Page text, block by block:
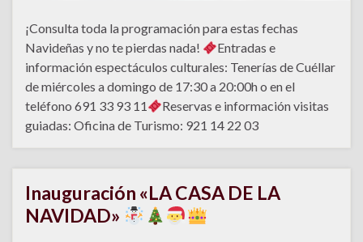
¡Consulta toda la programación para estas fechas
Navideñas y no te pierdas nada!
Entradas e
información espectáculos culturales: Tenerías de Cuéllar
de miércoles a domingo de 17:30 a 20:00h o en el
teléfono 691 33 93 11
Reservas e información visitas
guiadas: Oficina de Turismo: 921 14 22 03
Inauguración «LA CASA DE LA
NAVIDAD»